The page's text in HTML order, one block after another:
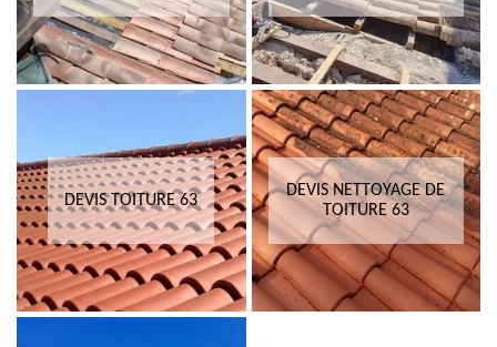
DEVIS TOITURE 63
DEVIS NETTOYAGE DE
TOITURE 63